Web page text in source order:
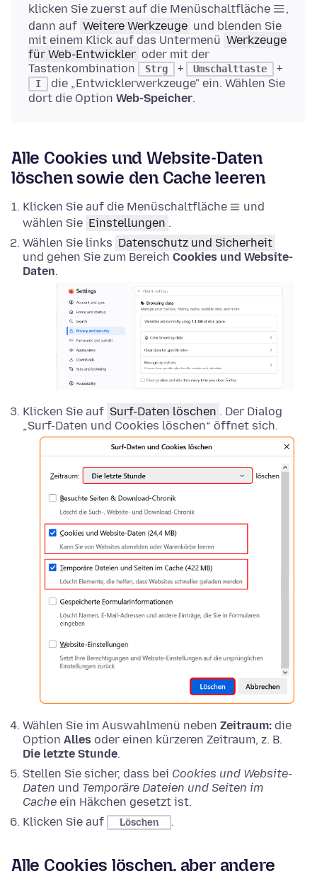
klicken Sie zuerst auf die Menüschaltfläche
,
dann auf Weitere Werkzeuge und blenden Sie
mit einem Klick auf das Untermenü Werkzeuge
für Web-Entwickler oder mit der
Tastenkombination
Strg + Umschalttaste +
I
die „Entwicklerwerkzeuge" ein. Wählen Sie
dort die Option Web-Speicher.
Alle Cookies und Website-Daten
löschen sowie den Cache leeren
Klicken Sie auf die Menüschaltfläche
und
wählen Sie Einstellungen .
Wählen Sie links Datenschutz und Sicherheit
und gehen Sie zum Bereich Cookies und Website-
Daten.
Klicken Sie auf Surf-Daten löschen . Der Dialog
„Surf-Daten und Cookies löschen“ öffnet sich.
Wählen Sie im Auswahlmenü neben Zeitraum: die
Option Alles oder einen kürzeren Zeitraum, z. B.
Die letzte Stunde.
Stellen Sie sicher, dass bei Cookies und Website-
Daten und Temporäre Dateien und Seiten im
Cache ein Häkchen gesetzt ist.
Klicken Sie auf
Löschen .
Alle Cookies löschen, aber andere